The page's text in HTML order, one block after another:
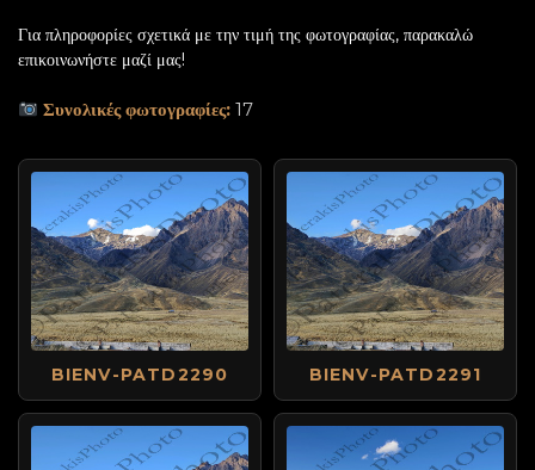
Για πληροφορίες σχετικά με την τιμή της φωτογραφίας, παρακαλώ
επικοινωνήστε μαζί μας!
Συνολικές φωτογραφίες: 17
BIENV-PATD2290 BIENV-PATD2291